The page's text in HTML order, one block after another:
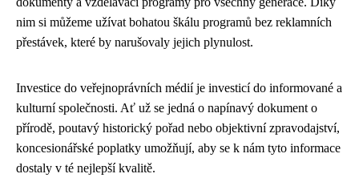
nim si můžeme užívat bohatou škálu programů bez reklamních
přestávek, které by narušovaly jejich plynulost.
Investice do veřejnoprávních médií je investicí do informované a
kulturní společnosti. Ať už se jedná o napínavý dokument o
přírodě, poutavý historický pořad nebo objektivní zpravodajství,
koncesionářské poplatky umožňují, aby se k nám tyto informace
dostaly v té nejlepší kvalitě.